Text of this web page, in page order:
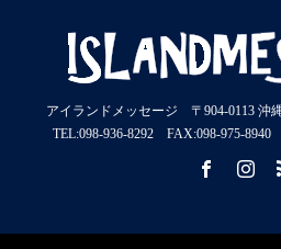
アイランドメッセージ 〒904-0113 沖
TEL:098-936-8292 FAX:098-975-8940